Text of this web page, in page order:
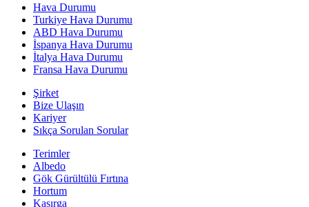
Hava Durumu
Turkiye Hava Durumu
ABD Hava Durumu
İspanya Hava Durumu
İtalya Hava Durumu
Fransa Hava Durumu
Şirket
Bize Ulaşın
Kariyer
Sıkça Sorulan Sorular
Terimler
Albedo
Gök Gürültülü Fırtına
Hortum
Kasırga